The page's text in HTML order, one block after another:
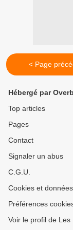
< Page
Hébergé par
Top articles
Pages
Contact
Signaler un abus
C.G.U.
Cookies et
Préférences
Voir le profil de